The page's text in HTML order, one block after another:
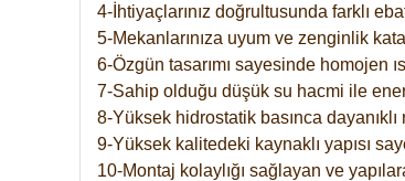
4-İhtiyaçlarınız doğrultusunda farklı
5-Mekanlarınıza uyum ve zenginlik
6-Özgün tasarımı sayesinde homojen
7-Sahip olduğu düşük su hacmi ile
8-Yüksek hidrostatik basınca dayanıklı
9-Yüksek kalitedeki kaynaklı yapısı
10-Montaj kolaylığı sağlayan ve